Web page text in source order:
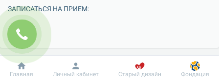
ЗАПИСАТЬСЯ НА ПРИЕМ:
Добробут Информация Пациенту
Главная Личный кабинет Старый дизайн Фондация